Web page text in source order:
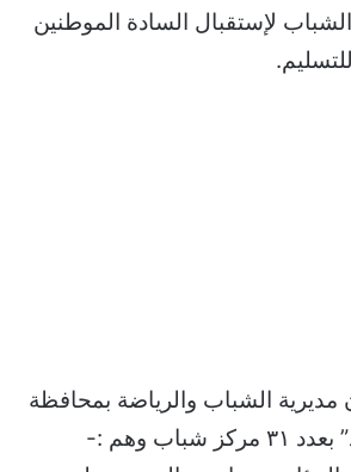
الشباب لإستقبال السادة الموطنين
مديرية الشباب والرياضة بمحافظة
وهم :-